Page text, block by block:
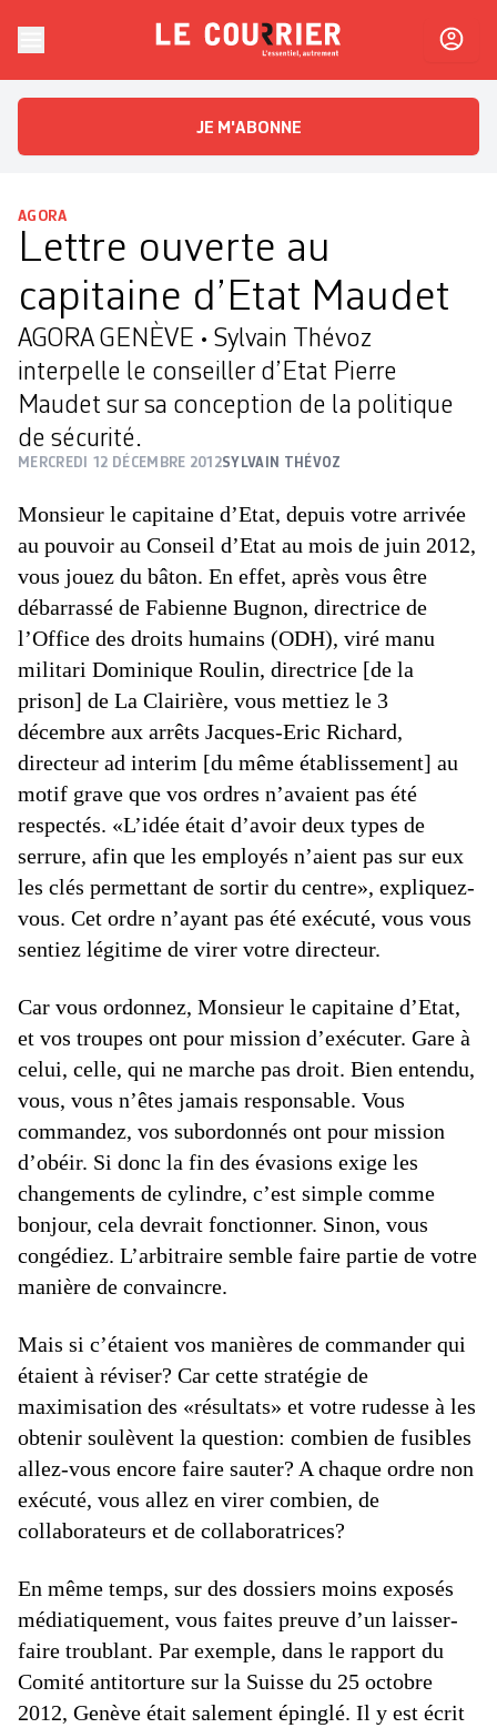
Le CourrierL'essentiel, autrement
JE M'ABONNE
AGORA
Lettre ouverte au
capitaine d’Etat Maudet
AGORA GENÈVE • Sylvain Thévoz
interpelle le conseiller d’Etat Pierre
Maudet sur sa conception de la politique
de sécurité.
MERCREDI 12 DÉCEMBRE 2012SYLVAIN THÉVOZ
Monsieur le capitaine d’Etat, depuis votre arrivée
au pouvoir au Conseil d’Etat au mois de juin 2012,
vous jouez du bâton. En effet, après vous être
débarrassé de Fabienne Bugnon, directrice de
l’Office des droits humains (ODH), viré manu
militari Dominique Roulin, directrice [de la
prison] de La Clairière, vous mettiez le 3
décembre aux arrêts Jacques-Eric Richard,
directeur ad interim [du même établissement] au
motif grave que vos ordres n’avaient pas été
respectés. «L’idée était d’avoir deux types de
serrure, afin que les employés n’aient pas sur eux
les clés permettant de sortir du centre», expliquez-
vous. Cet ordre n’ayant pas été exécuté, vous vous
sentiez légitime de virer votre directeur.
Car vous ordonnez, Monsieur le capitaine d’Etat,
et vos troupes ont pour mission d’exécuter. Gare à
celui, celle, qui ne marche pas droit. Bien entendu,
vous, vous n’êtes jamais responsable. Vous
commandez, vos subordonnés ont pour mission
d’obéir. Si donc la fin des évasions exige les
changements de cylindre, c’est simple comme
bonjour, cela devrait fonctionner. Sinon, vous
congédiez. L’arbitraire semble faire partie de votre
manière de convaincre.
Mais si c’étaient vos manières de commander qui
étaient à réviser? Car cette stratégie de
maximisation des «résultats» et votre rudesse à les
obtenir soulèvent la question: combien de fusibles
allez-vous encore faire sauter? A chaque ordre non
exécuté, vous allez en virer combien, de
collaborateurs et de collaboratrices?
En même temps, sur des dossiers moins exposés
médiatiquement, vous faites preuve d’un laisser-
faire troublant. Par exemple, dans le rapport du
Comité antitorture sur la Suisse du 25 octobre
2012, Genève était salement épinglé. Il y est écrit